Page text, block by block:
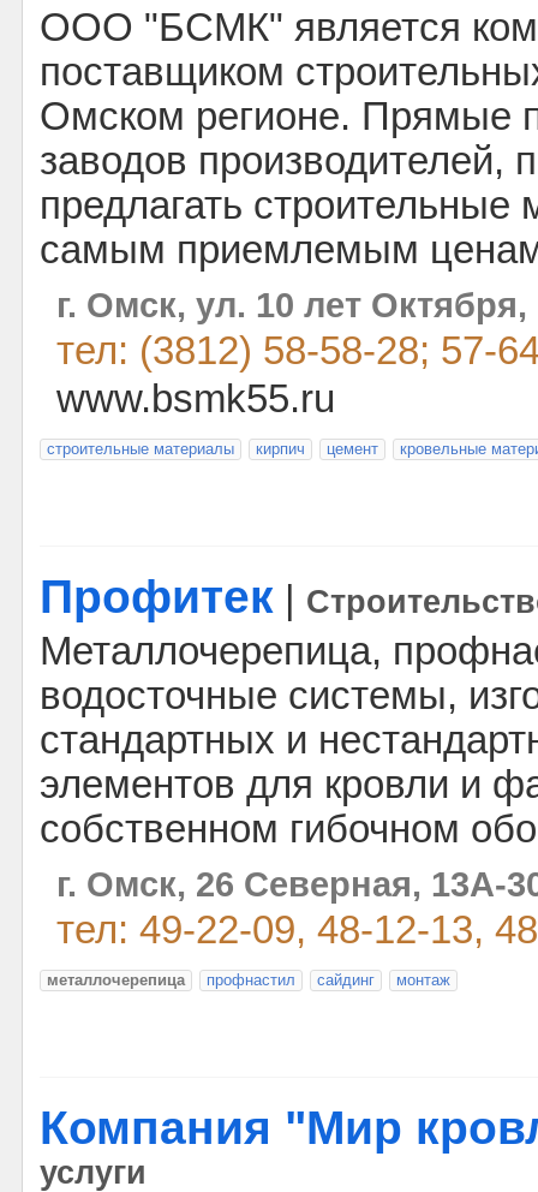
ООО "БСМК" является
поставщиком
Омском регионе. Прямые
заводов производителей,
предлагать строительные
самым приемлемым
г. Омск, ул. 10 лет Октября,
тел: (3812) 58-58-28; 57-
www.bsmk55.ru
строительные материалы кирпич цемент кровельные
Профитек
Металлочерепица,
водосточные системы,
стандартных и
элементов для кровли и
собственном гибочном
г. Омск, 26 Северная, 13А-
тел: 49-22-09, 48-12-13,
металлочерепица профнастил сайдинг монтаж
Компания "Мир
услуги